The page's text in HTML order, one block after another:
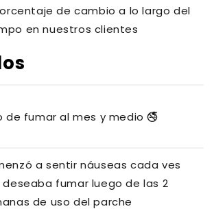
de cambio a lo largo del
en nuestros clientes
de fumar al mes y medio 🚭
a sentir náuseas cada ves
deseaba fumar luego de las 2
de uso del parche